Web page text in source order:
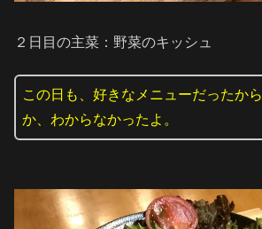
２日目の主菜：野菜のキッシュ
この日も、好きなメニューだったから
か、わからなかったよ。